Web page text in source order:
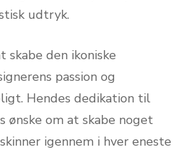
udtryk.
skabe den ikoniske
passion og
Hendes dedikation til
ønske om at skabe noget
igennem i hver eneste